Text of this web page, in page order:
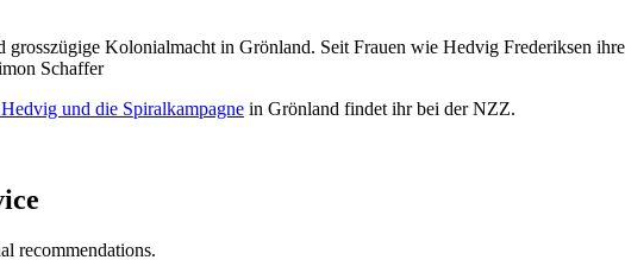
grosszügige Kolonialmacht in Grönland. Seit Frauen wie Hedvig Frederiksen
Schaffer
und die Spiralkampagne in Grönland findet ihr bei der NZZ.
recommendations.